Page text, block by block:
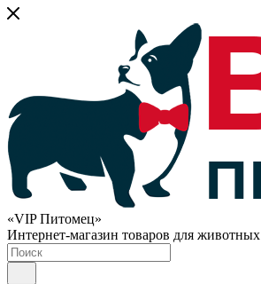
«VIP Питомец»
Интернет-магазин товаров для животных